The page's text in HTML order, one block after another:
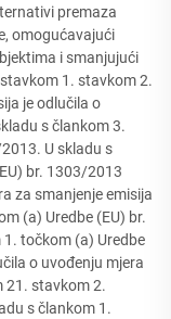
premaza
omogućavajući
i smanjujući
1. stavkom 2.
je odlučila o
s člankom 3.
U skladu s
br. 1303/2013
za smanjenje emisija
(a) Uredbe (EU) br.
točkom (a) Uredbe
o uvođenju mjera
21. stavkom 2.
s člankom 1.